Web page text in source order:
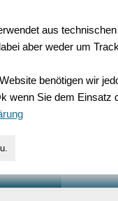
aus
aber weder um
benötigen wir
wenn Sie dem Einsatz